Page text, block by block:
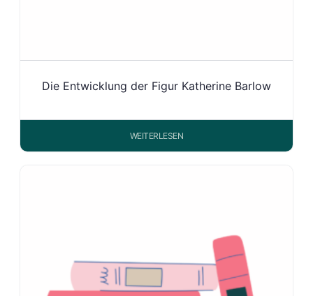
Die Entwicklung der Figur Katherine Barlow
WEITERLESEN